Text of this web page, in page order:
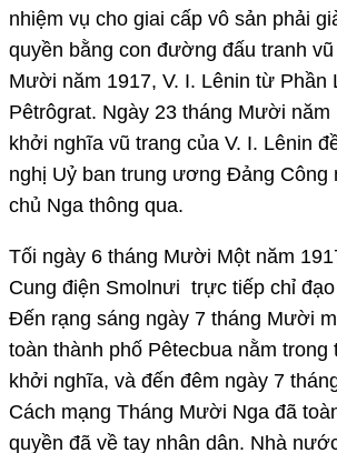
nhiệm vụ cho giai cấp vô sản phải
quyền bằng con đường đấu tranh
Mười năm 1917, V. I. Lênin từ Phần
Pêtrôgrat. Ngày 23 tháng Mười năm
khởi nghĩa vũ trang của V. I. Lênin
nghị Uỷ ban trung ương Đảng Công
chủ Nga thông qua.
Tối ngày 6 tháng Mười Một năm
Cung điện Smolnưi trực tiếp chỉ
Đến rạng sáng ngày 7 tháng Mười
toàn thành phố Pêtecbua nằm
khởi nghĩa, và đến đêm ngày 7
Cách mạng Tháng Mười Nga đã
quyền đã về tay nhân dân. Nhà